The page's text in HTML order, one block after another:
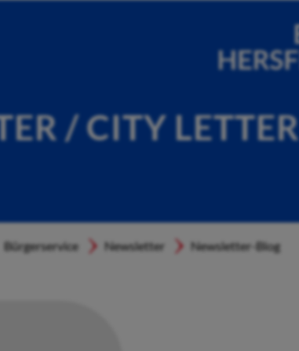
/ CITY LETTER
Bürgerservice Newsletter Newsletter-Blog